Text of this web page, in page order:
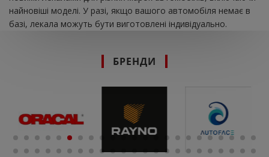
найновіші моделі. У разі, якщо вашого автомобіля немає в
базі, лекала можуть бути виготовлені індивідуально.
БРЕНДИ